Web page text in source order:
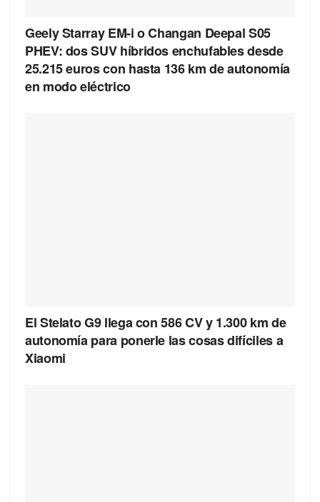
Geely Starray EM-i o Changan Deepal S05
PHEV: dos SUV híbridos enchufables desde
25.215 euros con hasta 136 km de autonomía
en modo eléctrico
El Stelato G9 llega con 586 CV y 1.300 km de
autonomía para ponerle las cosas difíciles a
Xiaomi